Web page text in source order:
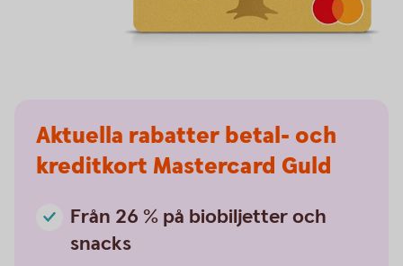
Aktuella rabatter betal- och
kreditkort Mastercard Guld
Från 26 % på biobiljetter och
snacks